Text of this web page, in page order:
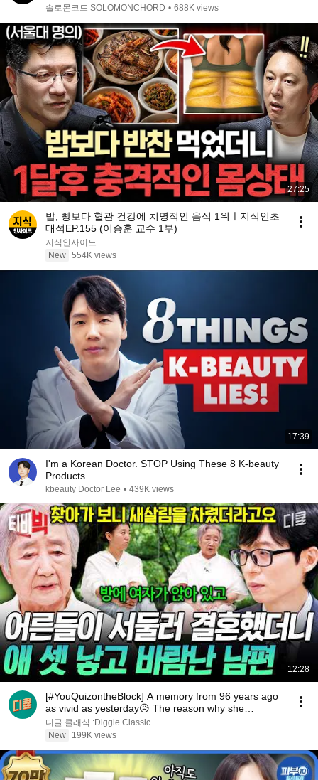
솔로몬코드 SOLOMONCHORD • 688K views
27:25
밥, 빵보다 혈관 건강에 치명적인 음식 1위ㅣ지식인초
대석EP.155 (이승훈 교수 1부)
지식인사이드
New 554K views
17:39
I'm a Korean Doctor. STOP Using These 8 K-beauty
Products.
kbeauty Doctor Lee • 439K views
12:28
[#YouQuizontheBlock] A memory from 96 years ago
as vivid as yesterday😥 The reason why she
changed...
디글 클래식 :Diggle Classic
New
199K views